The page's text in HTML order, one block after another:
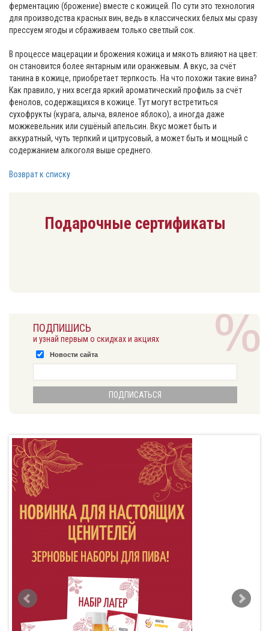
ферментацию (брожение) вместе с кожицей. По сути это технология
для производства красных вин, ведь в классических белых мы сразу
прессуем ягоды и сбраживаем только светлый сок.
В процессе мацерации и брожения кожица и мякоть влияют на цвет:
он становится более янтарным или оранжевым. А вкус, за счёт
танина в кожице, приобретает терпкость. На что похожи такие вина?
Как правило, у них всегда яркий ароматический профиль за счёт
фенолов, содержащихся в кожице. Тут могут встретиться
сухофрукты (курага, алыча, вяленое яблоко), а иногда даже
можжевельник или сушёный апельсин. Вкус может быть и
аккуратный, чуть терпкий и цитрусовый, а может быть и мощный с
содержанием алкоголя выше среднего.
Возврат к списку
Подарочные сертификаты
ПОДПИШИСЬ
и узнай первым о скидках и акциях
Новости сайта